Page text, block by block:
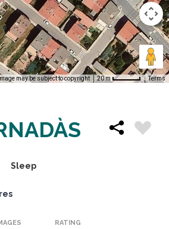
may be subject to copyright 20 m Terms
Sleep
RATING